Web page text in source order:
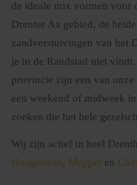
de ideale mix vormen voor
Drentse Aa gebied, de
zandverstuivingen van het
je in de Randstad niet
provincie zijn een van
een weekend of midweek
zoeken die het hele
Wij zijn actief in heel
Hoogeveen, Meppel en